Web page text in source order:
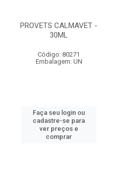
PROVETS CALMAVET -
30ML
Código: 80271
Embalagem: UN
Faça seu login ou
cadastre-se para
ver preços e
comprar